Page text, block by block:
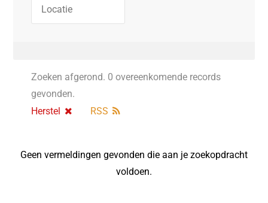
Zoeken afgerond. 0 overeenkomende records
gevonden.
Herstel
RSS
Geen vermeldingen gevonden die aan je zoekopdracht
voldoen.